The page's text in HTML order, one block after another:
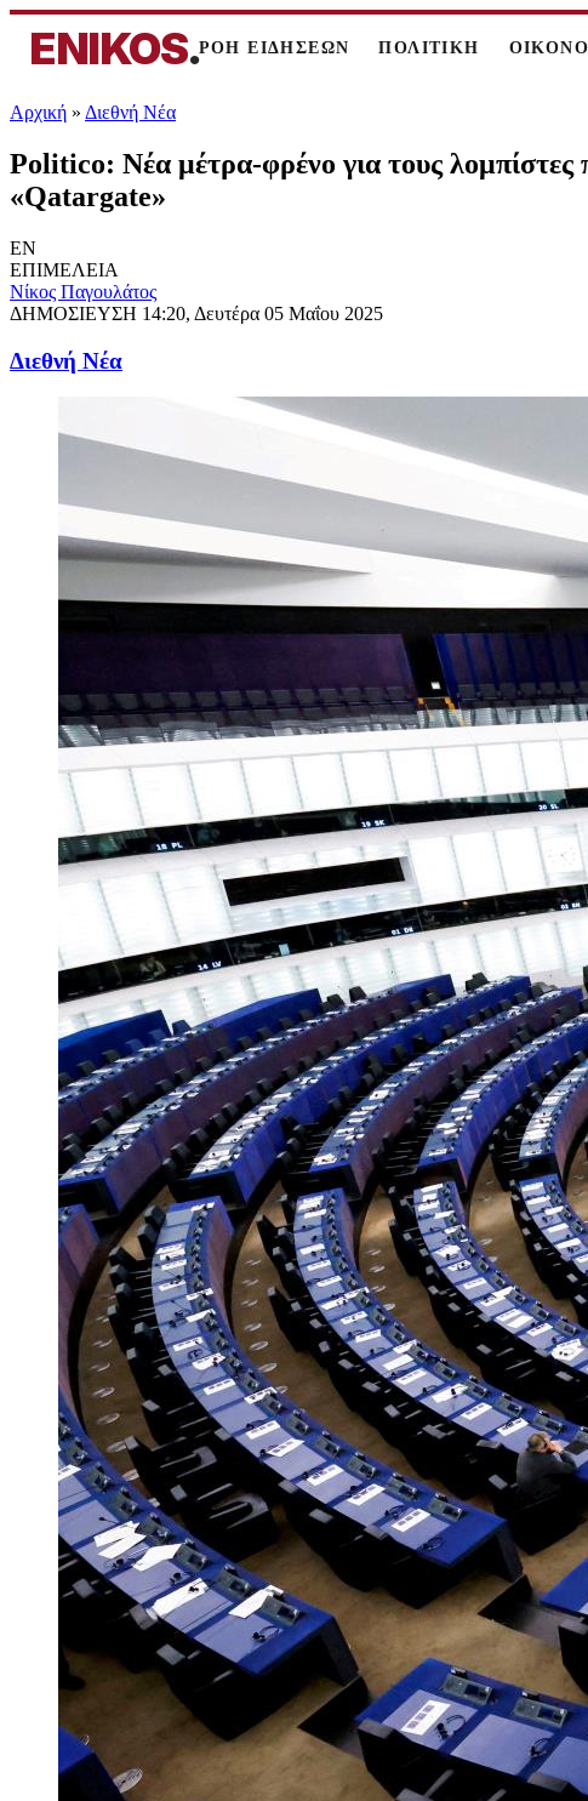
ENIKOS.ΡΟΗ ΕΙΔΗΣΕΩΝ ΠΟΛΙΤΙΚΗ
Αρχική » Διεθνή Νέα
Politico: Νέα μέτρα-φρένο για τους λομπίστες
«Qatargate»
EN
ΕΠΙΜΕΛΕΙΑ
Νίκος Παγουλάτος
ΔΗΜΟΣΙΕΥΣΗ 14:20, Δευτέρα 05 Μαΐου 2025
Διεθνή Νέα